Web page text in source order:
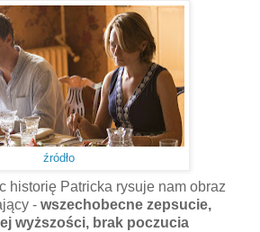
źródło
historię Patricka rysuje nam obraz
- wszechobecne zepsucie,
wyższości, brak poczucia